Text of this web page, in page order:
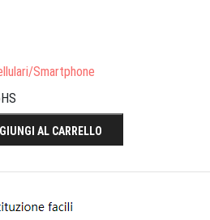
Smartphone
AL CARRELLO